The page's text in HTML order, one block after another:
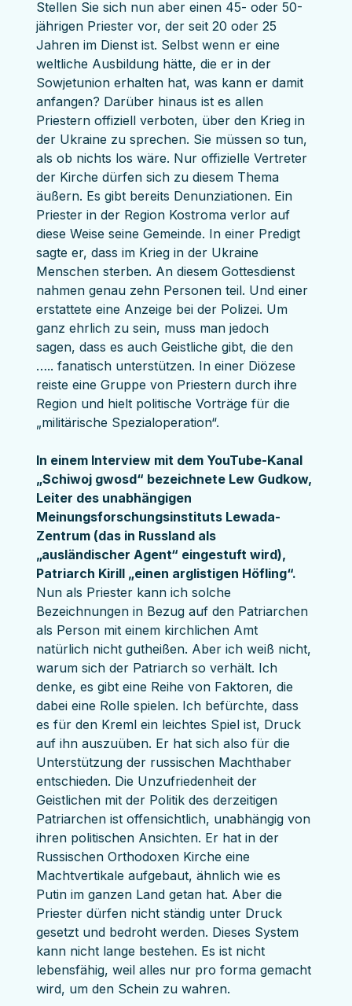
Stellen Sie sich nun aber einen 45- oder 50-
jährigen Priester vor, der seit 20 oder 25
Jahren im Dienst ist. Selbst wenn er eine
weltliche Ausbildung hätte, die er in der
Sowjetunion erhalten hat, was kann er damit
anfangen? Darüber hinaus ist es allen
Priestern offiziell verboten, über den Krieg in
der Ukraine zu sprechen. Sie müssen so tun,
als ob nichts los wäre. Nur offizielle Vertreter
der Kirche dürfen sich zu diesem Thema
äußern. Es gibt bereits Denunziationen. Ein
Priester in der Region Kostroma verlor auf
diese Weise seine Gemeinde. In einer Predigt
sagte er, dass im Krieg in der Ukraine
Menschen sterben. An diesem Gottesdienst
nahmen genau zehn Personen teil. Und einer
erstattete eine Anzeige bei der Polizei. Um
ganz ehrlich zu sein, muss man jedoch
sagen, dass es auch Geistliche gibt, die den
….. fanatisch unterstützen. In einer Diözese
reiste eine Gruppe von Priestern durch ihre
Region und hielt politische Vorträge für die
„militärische Spezialoperation“.
In einem Interview mit dem YouTube-Kanal
„Schiwoj gwosd“ bezeichnete Lew Gudkow,
Leiter des unabhängigen
Meinungsforschungsinstituts Lewada-
Zentrum (das in Russland als
„ausländischer Agent“ eingestuft wird),
Patriarch Kirill „einen arglistigen Höfling“.
Nun als Priester kann ich solche
Bezeichnungen in Bezug auf den Patriarchen
als Person mit einem kirchlichen Amt
natürlich nicht gutheißen. Aber ich weiß nicht,
warum sich der Patriarch so verhält. Ich
denke, es gibt eine Reihe von Faktoren, die
dabei eine Rolle spielen. Ich befürchte, dass
es für den Kreml ein leichtes Spiel ist, Druck
auf ihn auszuüben. Er hat sich also für die
Unterstützung der russischen Machthaber
entschieden. Die Unzufriedenheit der
Geistlichen mit der Politik des derzeitigen
Patriarchen ist offensichtlich, unabhängig von
ihren politischen Ansichten. Er hat in der
Russischen Orthodoxen Kirche eine
Machtvertikale aufgebaut, ähnlich wie es
Putin im ganzen Land getan hat. Aber die
Priester dürfen nicht ständig unter Druck
gesetzt und bedroht werden. Dieses System
kann nicht lange bestehen. Es ist nicht
lebensfähig, weil alles nur pro forma gemacht
wird, um den Schein zu wahren.